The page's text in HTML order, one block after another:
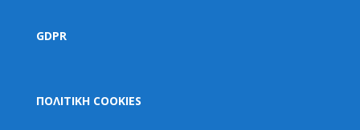
GDPR
ΠΟΛΙΤΙΚΗ COOKIES